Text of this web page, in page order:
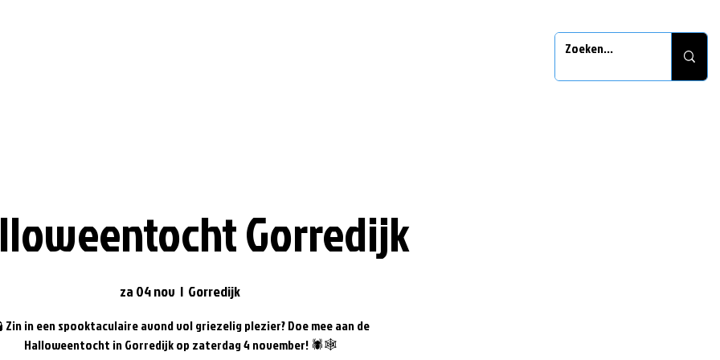
Gorredijk
za 04 nov
  |
Gorredijk
Zin in een spooktaculaire avond vol griezelig plezier? Doe mee aan de
Halloweentocht in Gorredijk op zaterdag 4 november! 🕷🕸